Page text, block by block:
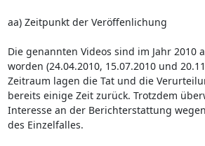
aa) Zeitpunkt der Veröffenlichung
Die genannten Videos sind im Jahr 2010
worden (24.04.2010, 15.07.2010 und
Zeitraum lagen die Tat und die
bereits einige Zeit zurück. Trotzdem
Interesse an der Berichterstattung
des Einzelfalles.